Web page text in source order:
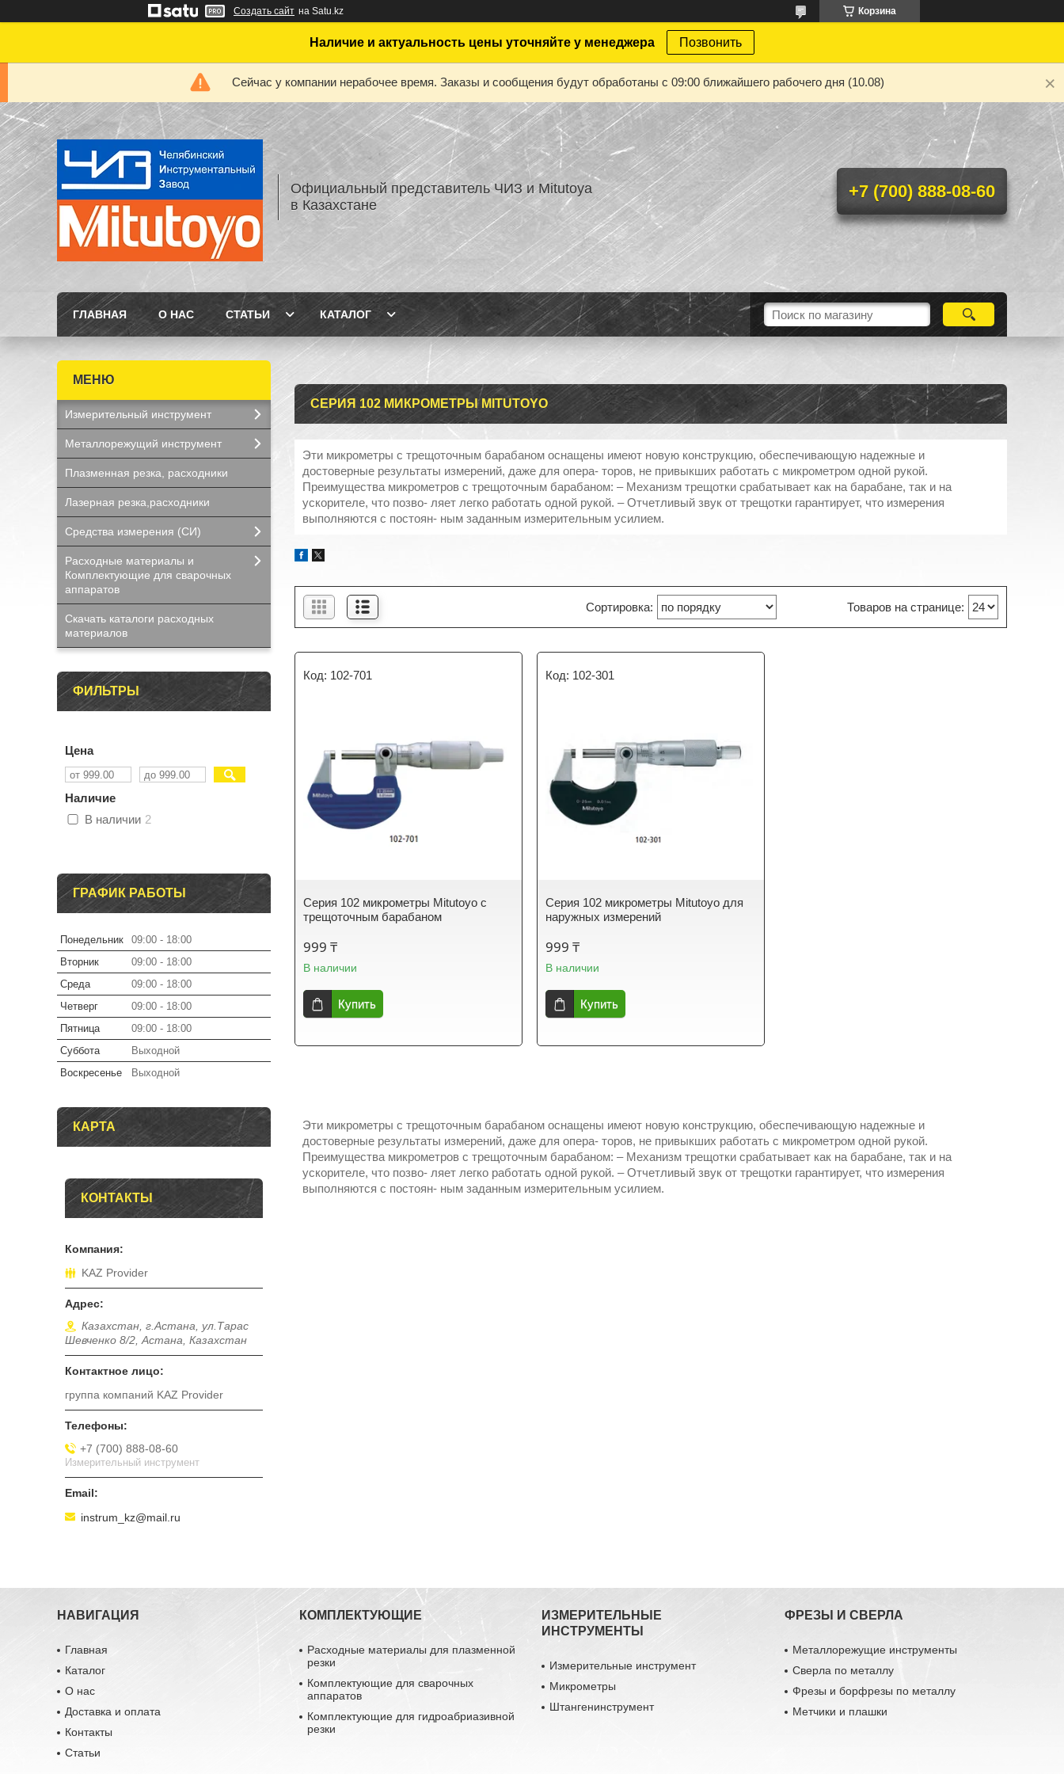
Создать сайт на Satu.kz Корзина
Наличие и актуальность цены уточняйте у менеджера Позвонить
Сейчас у компании нерабочее время. Заказы и сообщения будут обработаны с 09:00 ближайшего рабочего дня (10.08)
Официальный представитель ЧИЗ и Mitutoya
в Казахстане
+7 (700) 888-08-60
ГЛАВНАЯ О НАС СТАТЬИ КАТАЛОГ
СЕРИЯ 102 МИКРОМЕТРЫ MITUTOYO
Эти микрометры с трещоточным барабаном оснащены имеют новую конструкцию, обеспечивающую надежные и
достоверные результаты измерений, даже для опера‐ торов, не привыкших работать с микрометром одной рукой.
Преимущества микрометров с трещоточным барабаном: – Механизм трещотки срабатывает как на барабане, так и на
ускорителе, что позво‐ ляет легко работать одной рукой. – Отчетливый звук от трещотки гарантирует, что измерения
выполняются с постоян‐ ным заданным измерительным усилием.
102-701
Серия 102 микрометры Mitutoyo с
трещоточным барабаном
999 ₸
В наличии
Купить
102-301
Серия 102 микрометры Mitutoyo для
наружных измерений
999 ₸
В наличии
Купить
Эти микрометры с трещоточным барабаном оснащены имеют новую конструкцию, обеспечивающую надежные и
достоверные результаты измерений, даже для опера‐ торов, не привыкших работать с микрометром одной рукой.
Преимущества микрометров с трещоточным барабаном: – Механизм трещотки срабатывает как на барабане, так и на
ускорителе, что позво‐ ляет легко работать одной рукой. – Отчетливый звук от трещотки гарантирует, что измерения
выполняются с постоян‐ ным заданным измерительным усилием.
Измерительный инструмент
Металлорежущий инструмент
Плазменная резка, расходники
Лазерная резка,расходники
Средства измерения (СИ)
Расходные материалы и
Комплектующие для сварочных
аппаратов
Скачать каталоги расходных
материалов
ФИЛЬТРЫ
Цена
Наличие
В наличии 2
ГРАФИК РАБОТЫ
Понедельник 09:00
18:00
Вторник
09:00
18:00
Среда
09:00
18:00
Четверг
09:00
18:00
Пятница
09:00
18:00
Суббота
Выходной
Воскресенье
Выходной
КАРТА
КОНТАКТЫ
KAZ Provider
Казахстан, г.Астана, ул.Тарас
Шевченко 8/2, Астана, Казахстан
группа компаний KAZ Provider
+7 (700) 888-08-60
Измерительный инструмент
instrum_kz@mail.ru
НАВИГАЦИЯ
Главная
Каталог
О нас
Доставка и оплата
Контакты
Статьи
КОМПЛЕКТУЮЩИЕ
Расходные материалы для плазменной
резки
Комплектующие для сварочных
аппаратов
Комплектующие для гидроабриазивной
резки
ИЗМЕРИТЕЛЬНЫЕ
ИНСТРУМЕНТЫ
Измерительные инструмент
Микрометры
Штангенинструмент
ФРЕЗЫ И СВЕРЛА
Металлорежущие инструменты
Сверла по металлу
Фрезы и борфрезы по металлу
Метчики и плашки